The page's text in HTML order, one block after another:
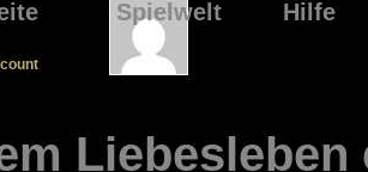
Spielwelt Hilfe